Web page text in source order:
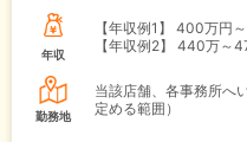
年収
【年収例1】
400万円～
【年収例2】
440万～
勤務地
当該店舗、各事務所へ
定める範囲）